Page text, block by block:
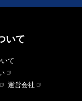
いて
て
運営会社